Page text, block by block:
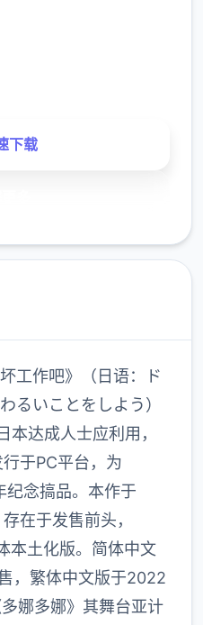
下载
工作吧》（日语：ド
るいことをしよう）
本达成人士应利用，
于PC平台，为
纪念搞品。本作于
在于发售前头，
本土化版。简体中文
，繁体中文版于2022
娜多娜》其舞台亚计